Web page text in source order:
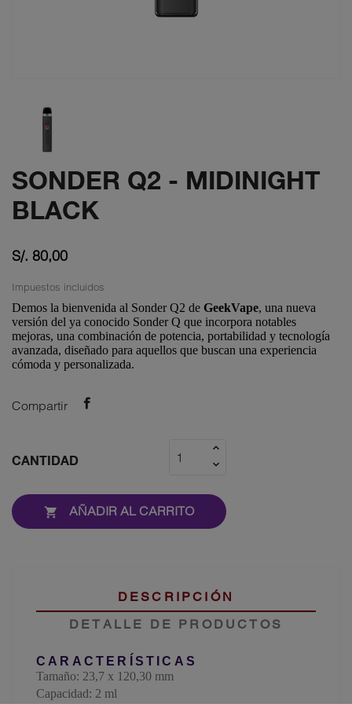
SONDER Q2 - MIDINIGHT
BLACK
S/. 80,00
Impuestos incluidos
Demos la bienvenida al Sonder Q2 de GeekVape, una nueva
versión del ya conocido Sonder Q que incorpora notables
mejoras, una combinación de potencia, portabilidad y tecnología
avanzada, diseñado para aquellos que buscan una experiencia
cómoda y personalizada.
Compartir
CANTIDAD
 AÑADIR AL CARRITO
DESCRIPCIÓN
DETALLE DE PRODUCTOS
CARACTERÍSTICAS
Tamaño: 23,7 x 120,30 mm
Capacidad: 2 ml